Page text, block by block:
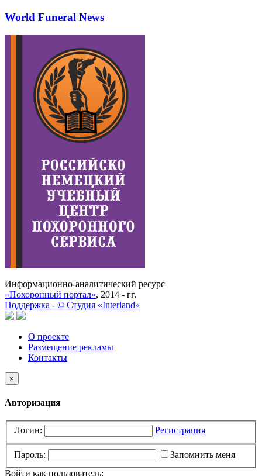
World Funeral News
Информационно-аналитический ресурс
«Похоронный портал», 2014 - гг.
Поддержка - © Cтудия «Interland»
О проекте
Размещение рекламы
Контакты
×
Авторизация
Логин: Регистрация
Пароль:
Запомнить меня
Войти как пользователь: